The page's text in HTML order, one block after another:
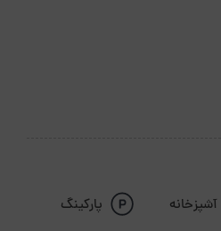
آشپزخانه پارکینگ